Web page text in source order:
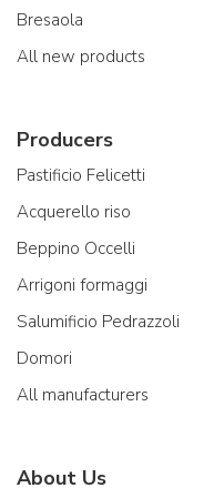
Bresaola
All new products
Producers
Pastificio Felicetti
Acquerello riso
Beppino Occelli
Arrigoni formaggi
Salumificio Pedrazzoli
Domori
All manufacturers
About Us